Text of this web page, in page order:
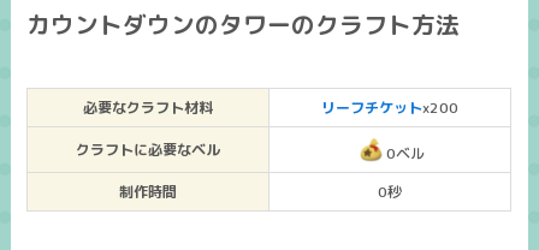
カウントダウンのタワーのクラフト方法
必要なクラフト材料 リーフチケットx200
クラフトに必要なベル
0ベル
制作時間
0秒